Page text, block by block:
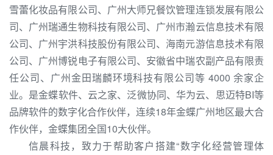
雪蕾化妆品有限公司、广州大师兄餐饮管理连锁发展有限公
司、广州瑞通生物科技有限公司、广州市瀚云信息技术有限
公司、广州宇洪科技股份有限公司、海南元游信息技术有限
公司、广州博锐电子有限公司、安徽省中瑞农副产品有限责
任公司、广州金田瑞麟环境科技有限公司等 4000 余家企
业。是金蝶软件、云之家、泛微协同、华为云、思迈特BI等
品牌软件的数字化合作伙伴，连续18年金蝶广州地区最大合
作伙伴，金蝶集团全国10大伙伴。
信晨科技，致力于帮助客户搭建“数字化经营管理体